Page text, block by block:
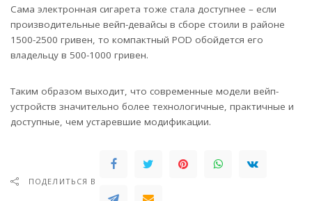
Сама электронная сигарета тоже стала доступнее – если
производительные вейп-девайсы в сборе стоили в районе
1500-2500 гривен, то компактный POD обойдется его
владельцу в 500-1000 гривен.
Таким образом выходит, что современные модели вейп-
устройств значительно более технологичные, практичные и
доступные, чем устаревшие модификации.
ПОДЕЛИТЬСЯ В